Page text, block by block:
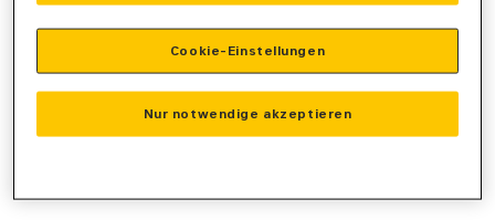
Nur notwendige akzeptieren
Cookie-Einstellungen